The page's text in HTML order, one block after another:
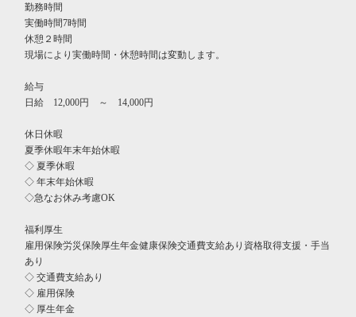
勤務時間
実働時間7時間
休憩２時間
現場により実働時間・休憩時間は変動します。
給与
日給 12,000円 ～ 14,000円
休日休暇
夏季休暇年末年始休暇
◇ 夏季休暇
◇ 年末年始休暇
◇急なお休み考慮OK
福利厚生
雇用保険労災保険厚生年金健康保険交通費支給あり資格取得支援・手当
あり
◇ 交通費支給あり
◇ 雇用保険
◇ 厚生年金